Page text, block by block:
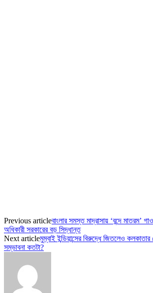
Previous articleবাংলার সমস্ত মাদ্রাসায় ‘বন্দে মাতরম’
অধিকারী সরকারের বড় সিদ্ধান্ত
Next articleমুম্বাই ইন্ডিয়ান্সের বিরুদ্ধে জিতলেও
সম্ভাবনা কতটা?